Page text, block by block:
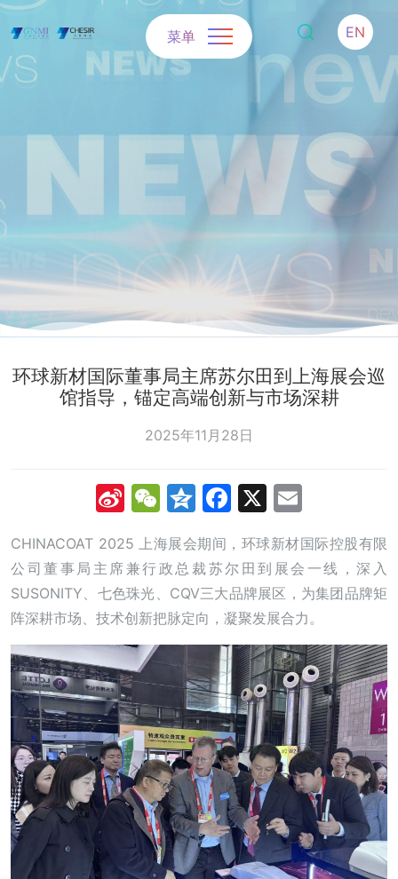
EN
菜单
环球新材国际董事局主席苏尔田到上海展会巡
馆指导，锚定高端创新与市场深耕
2025年11月28日
SinaWeChat
Qzone
Facebook
X
CHINACOAT 2025 上海展会期间，环球新材国际控股有限
公司董事局主席兼行政总裁苏尔田到展会一线，深入
SUSONITY、七色珠光、CQV三大品牌展区，为集团品牌矩
阵深耕市场、技术创新把脉定向，凝聚发展合力。